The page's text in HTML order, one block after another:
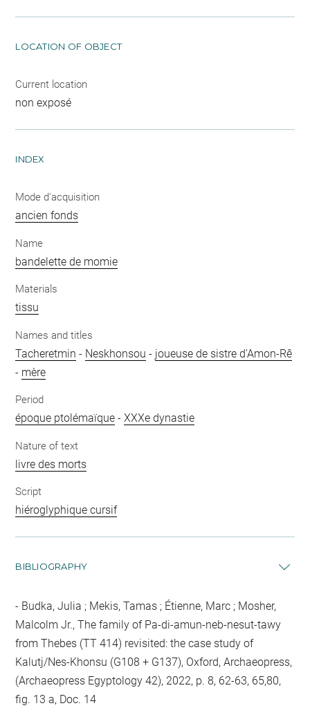
LOCATION OF OBJECT
Current location
non exposé
INDEX
Mode d'acquisition
ancien fonds
Name
bandelette de momie
Materials
tissu
Names and titles
Tacheretmin - Neskhonsou - joueuse de sistre d'Amon-Rê
- mère
Period
époque ptolémaïque -XXXe dynastie
Nature of text
livre des morts
Script
hiéroglyphique cursif
BIBLIOGRAPHY
Budka, Julia ; Mekis, Tamas ; Étienne, Marc ; Mosher,
Malcolm Jr., The family of Pa-di-amun-neb-nesut-tawy
from Thebes (TT 414) revisited: the case study of
Kalutj/Nes-Khonsu (G108 + G137), Oxford, Archaeopress,
(Archaeopress Egyptology 42), 2022, p. 8, 62-63, 65,80,
fig. 13 a, Doc. 14